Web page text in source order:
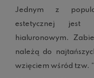
Jednym z
estetycznej jest
hialuronowym.
należą do
wzięciem wśród tzw.